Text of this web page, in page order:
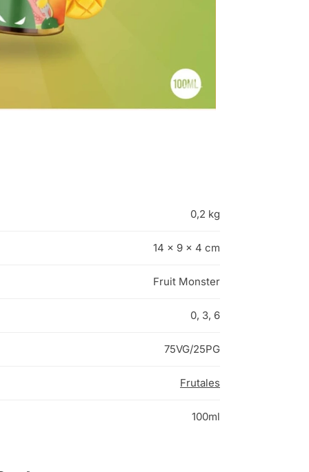
0,2 kg
14 × 9 × 4 cm
Fruit Monster
0, 3, 6
75VG/25PG
Frutales
100ml